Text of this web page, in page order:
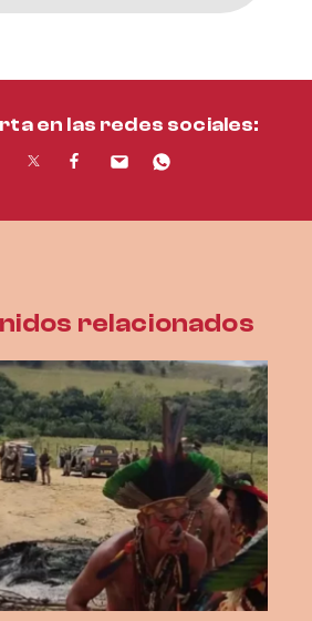
en las redes sociales:
relacionados